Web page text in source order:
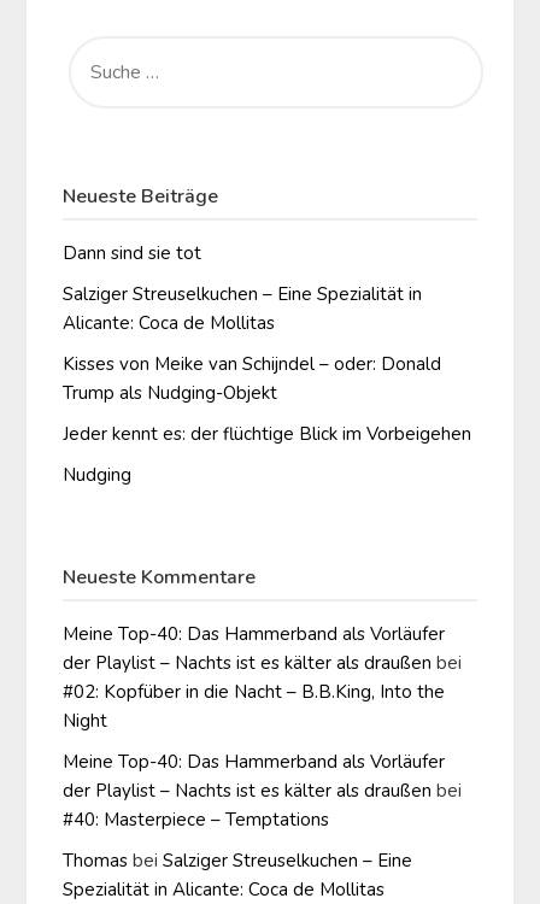
NACH:
Neueste Beiträge
Dann sind sie tot
Salziger Streuselkuchen – Eine Spezialität in
Alicante: Coca de Mollitas
Kisses von Meike van Schijndel – oder: Donald
Trump als Nudging-Objekt
Jeder kennt es: der flüchtige Blick im Vorbeigehen
Nudging
Neueste Kommentare
Meine Top-40: Das Hammerband als Vorläufer
der Playlist – Nachts ist es kälter als draußen bei
#02: Kopfüber in die Nacht – B.B.King, Into the
Night
Meine Top-40: Das Hammerband als Vorläufer
der Playlist – Nachts ist es kälter als draußen bei
#40: Masterpiece – Temptations
Thomas beiSalziger Streuselkuchen – Eine
Spezialität in Alicante: Coca de Mollitas